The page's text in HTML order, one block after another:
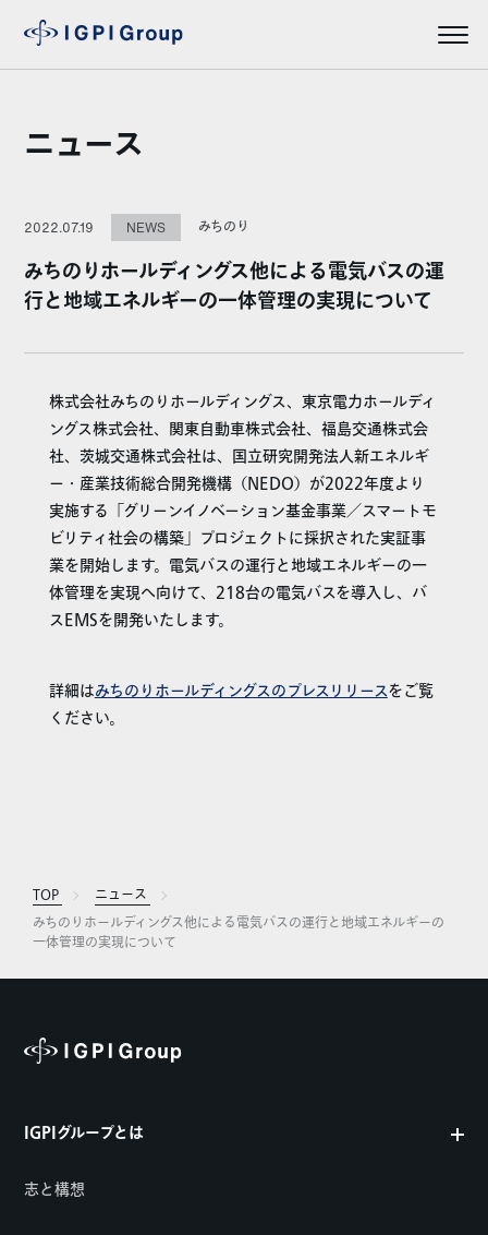
ニュース
2022.07.19 NEWS みちのり
みちのりホールディングス他による電気バスの運
行と地域エネルギーの一体管理の実現について
株式会社みちのりホールディングス、東京電力ホールディ
ングス株式会社、関東自動車株式会社、福島交通株式会
社、茨城交通株式会社は、国立研究開発法人新エネルギ
ー・産業技術総合開発機構（NEDO）が2022年度より
実施する「グリーンイノベーション基金事業／スマートモ
ビリティ社会の構築」プロジェクトに採択された実証事
業を開始します。電気バスの運行と地域エネルギーの一
体管理を実現へ向けて、218台の電気バスを導入し、バ
スEMSを開発いたします。
詳細はみちのりホールディングスのプレスリリースをご覧
ください。
TOP
ニュース
みちのりホールディングス他による電気バスの運行と地域エネルギーの
一体管理の実現について
IGPIグループとは
志と構想